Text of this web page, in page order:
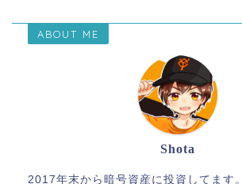
ABOUT ME
Shota
2017年末から暗号資産に投資してます